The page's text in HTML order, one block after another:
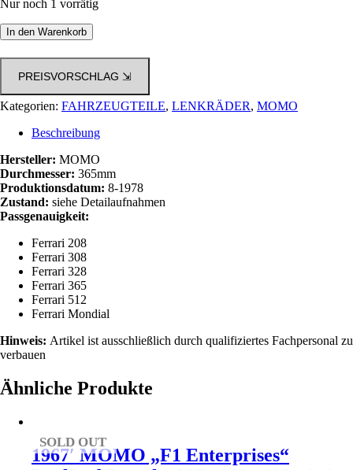
Nur noch 1 vorrätig
1978'
MOMO
Lenkrad
FERRARI
/
308
/
365
/
512
Menge
In den Warenkorb
PREISVORSCHLAG ⇲
Kategorien: FAHRZEUGTEILE, LENKRÄDER, MOMO
Beschreibung
Hersteller: MOMO
Durchmesser: 365mm
Produktionsdatum: 8-1978
Zustand: siehe Detailaufnahmen
Passgenauigkeit:
Ferrari 208
Ferrari 308
Ferrari 328
Ferrari 365
Ferrari 512
Ferrari Mondial
Hinweis: Artikel ist ausschließlich durch qualifiziertes Fachpersonal zu
verbauen
Ähnliche Produkte
SOLD OUT
1967′ MOMO „F1 Enterprises“